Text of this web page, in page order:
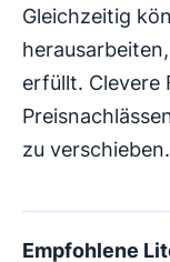
Gleichzeitig
erfüllt. Clevere
zu verschieben.
Empfohlene